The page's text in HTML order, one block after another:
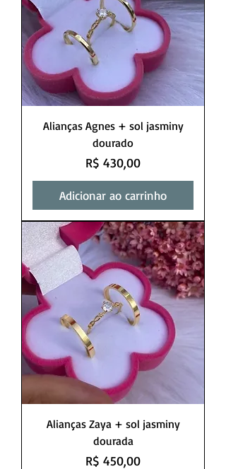
Alianças Agnes + sol jasminy
dourado
Preço
R$ 430,00
Adicionar ao carrinho
Alianças Zaya + sol jasminy
dourada
Preço
R$ 450,00